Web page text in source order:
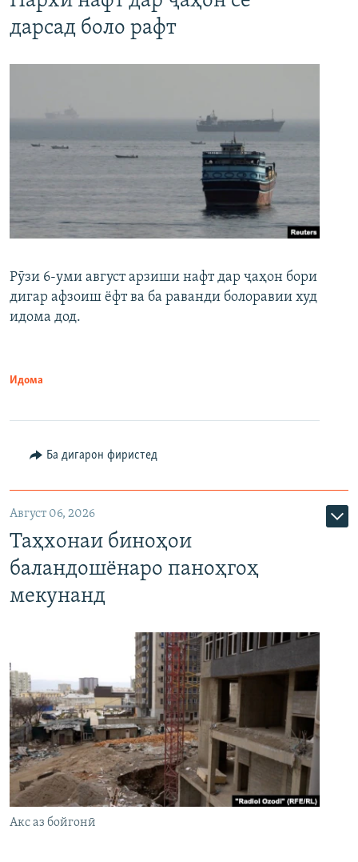
дарсад боло рафт
Рӯзи 6-уми август арзиши нафт дар ҷаҳон бори
дигар афзоиш ёфт ва ба раванди болоравии худ
идома дод.
Идома
Ба дигарон фиристед
Август 06, 2026
Таҳхонаи биноҳои
баландошёнаро паноҳгоҳ
мекунанд
Акс аз бойгонӣ